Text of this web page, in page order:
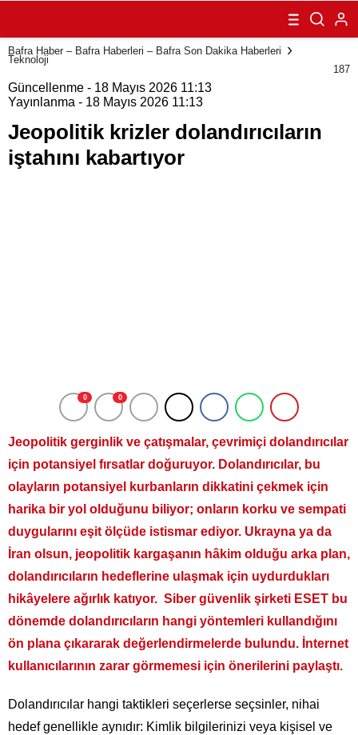
dolandırıcıların
iştahını
kabartıyor
Bafra Haber – Bafra Haberleri – Bafra Son Dakika Haberleri
Teknoloji
187
Güncellenme - 18 Mayıs 2026 11:13
Yayınlanma - 18 Mayıs 2026 11:13
Jeopolitik krizler dolandırıcıların
iştahını kabartıyor
0 0
Jeopolitik gerginlik ve çatışmalar, çevrimiçi dolandırıcılar
için potansiyel fırsatlar doğuruyor. Dolandırıcılar, bu
olayların potansiyel kurbanların dikkatini çekmek için
harika bir yol olduğunu biliyor; onların korku ve sempati
duygularını eşit ölçüde istismar ediyor. Ukrayna ya da
İran olsun, jeopolitik kargaşanın hâkim olduğu arka plan,
dolandırıcıların hedeflerine ulaşmak için uydurdukları
hikâyelere ağırlık katıyor. Siber güvenlik şirketi ESET bu
dönemde dolandırıcıların hangi yöntemleri kullandığını
ön plana çıkararak değerlendirmelerde bulundu. İnternet
kullanıcılarının zarar görmemesi için önerilerini paylaştı.
Dolandırıcılar hangi taktikleri seçerlerse seçsinler, nihai
hedef genellikle aynıdır: Kimlik bilgilerinizi veya kişisel ve